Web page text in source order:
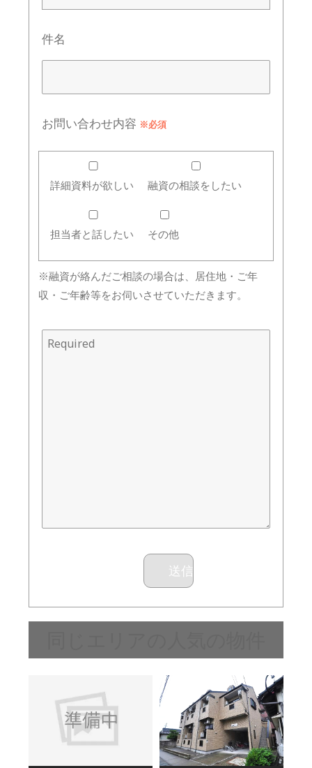
件名
お問い合わせ内容 ※必須
詳細資料が欲しい 融資の相談をしたい
担当者と話したい その他
※融資が絡んだご相談の場合は、居住地・ご年
収・ご年齢等をお伺いさせていただきます。